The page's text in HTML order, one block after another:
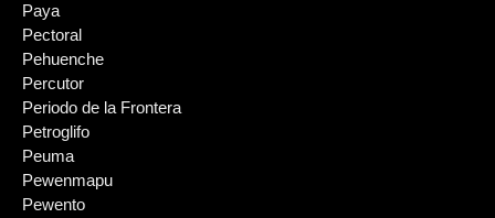
Paya
Pectoral
Pehuenche
Percutor
Periodo de la Frontera
Petroglifo
Peuma
Pewenmapu
Pewento